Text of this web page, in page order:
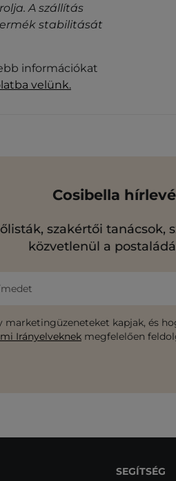
A szállítás
stabilitását
információkat
velünk.
Cosibella
szakértői tanácsok,
közvetlenül a
marketingüzeneteket kapjak, és
Irányelveknek megfelelően
SEGÍTSÉG